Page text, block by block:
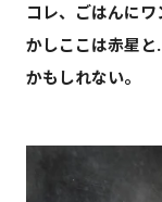
コレ、ごはんに
かしここは赤星
かもしれない。